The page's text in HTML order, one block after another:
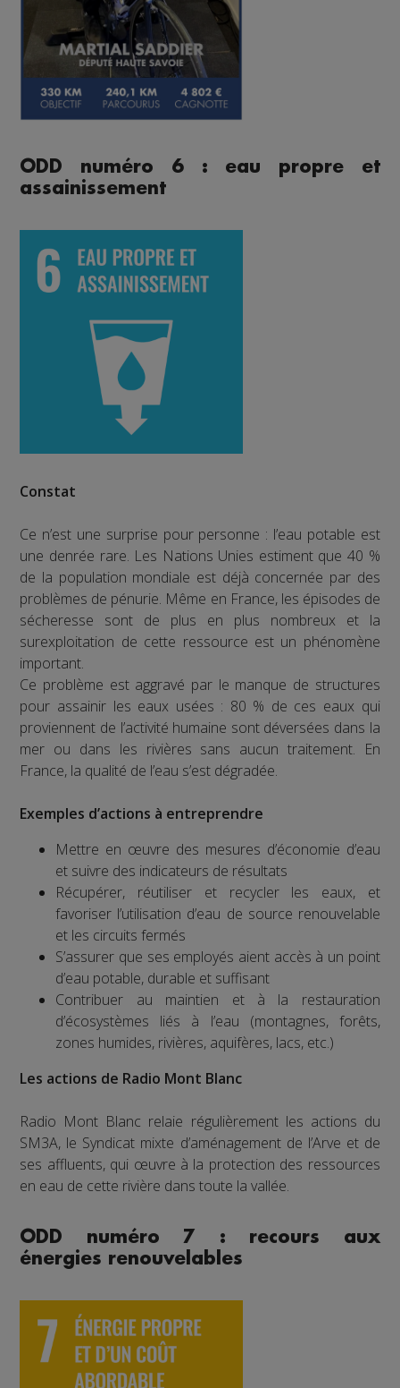
ODD numéro 6 : eau propre et
assainissement
Constat
Ce n’est une surprise pour personne : l’eau potable est
une denrée rare. Les Nations Unies estiment que 40 %
de la population mondiale est déjà concernée par des
problèmes de pénurie. Même en France, les épisodes de
sécheresse sont de plus en plus nombreux et la
surexploitation de cette ressource est un phénomène
important.
Ce problème est aggravé par le manque de structures
pour assainir les eaux usées : 80 % de ces eaux qui
proviennent de l’activité humaine sont déversées dans la
mer ou dans les rivières sans aucun traitement. En
France, la qualité de l’eau s’est dégradée.
Exemples d’actions à entreprendre
Mettre en œuvre des mesures d’économie d’eau
et suivre des indicateurs de résultats
Récupérer, réutiliser et recycler les eaux, et
favoriser l’utilisation d’eau de source renouvelable
et les circuits fermés
S’assurer que ses employés aient accès à un point
d’eau potable, durable et suffisant
Contribuer au maintien et à la restauration
d’écosystèmes liés à l’eau (montagnes, forêts,
zones humides, rivières, aquifères, lacs, etc.)
Les actions de Radio Mont Blanc
Radio Mont Blanc relaie régulièrement les actions du
SM3A, le Syndicat mixte d’aménagement de l’Arve et de
ses affluents, qui œuvre à la protection des ressources
en eau de cette rivière dans toute la vallée.
ODD numéro 7 : recours aux
énergies renouvelables